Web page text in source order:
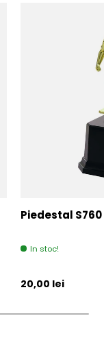
Piedestal S760
In stoc!
Pret initial
20,00 lei